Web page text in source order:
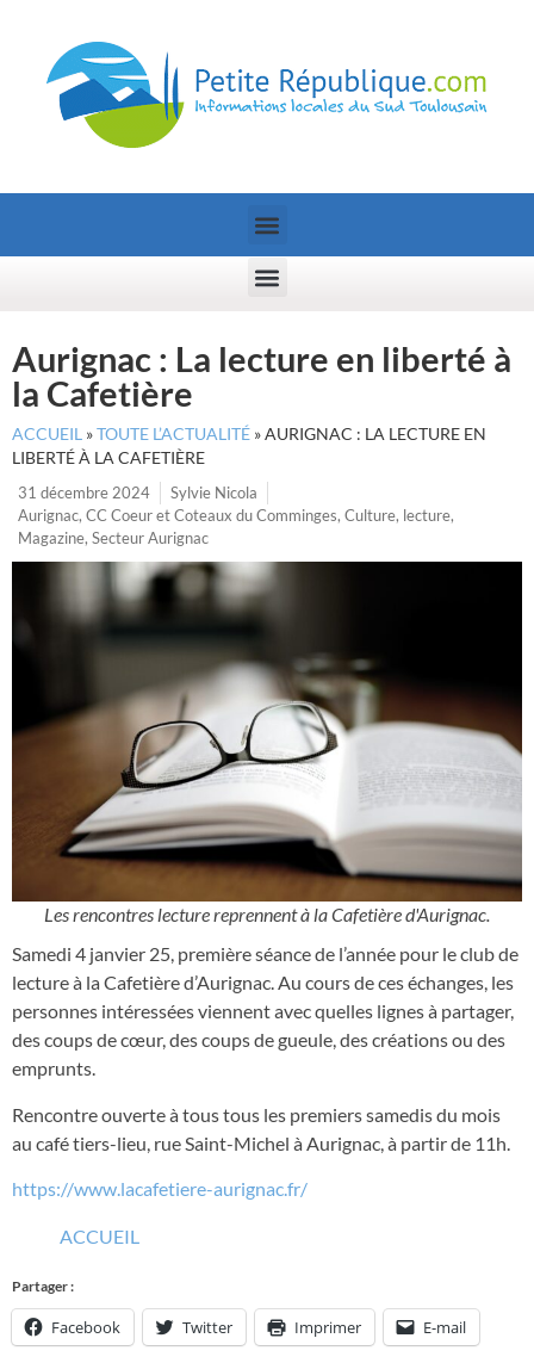
Aurignac : La lecture en liberté à
la Cafetière
ACCUEIL »TOUTE L’ACTUALITÉ »AURIGNAC : LA LECTURE EN
LIBERTÉ À LA CAFETIÈRE
31 décembre 2024
Sylvie Nicola
Aurignac, CC Coeur et Coteaux du Comminges, Culture, lecture,
Magazine, Secteur Aurignac
Les rencontres lecture reprennent à la Cafetière d'Aurignac.
Samedi 4 janvier 25, première séance de l’année pour le club de
lecture à la Cafetière d’Aurignac. Au cours de ces échanges, les
personnes intéressées viennent avec quelles lignes à partager,
des coups de cœur, des coups de gueule, des créations ou des
emprunts.
Rencontre ouverte à tous tous les premiers samedis du mois
au café tiers-lieu, rue Saint-Michel à Aurignac, à partir de 11h.
https://www.lacafetiere-aurignac.fr/
ACCUEIL
Partager :
Facebook Twitter Imprimer E-mail